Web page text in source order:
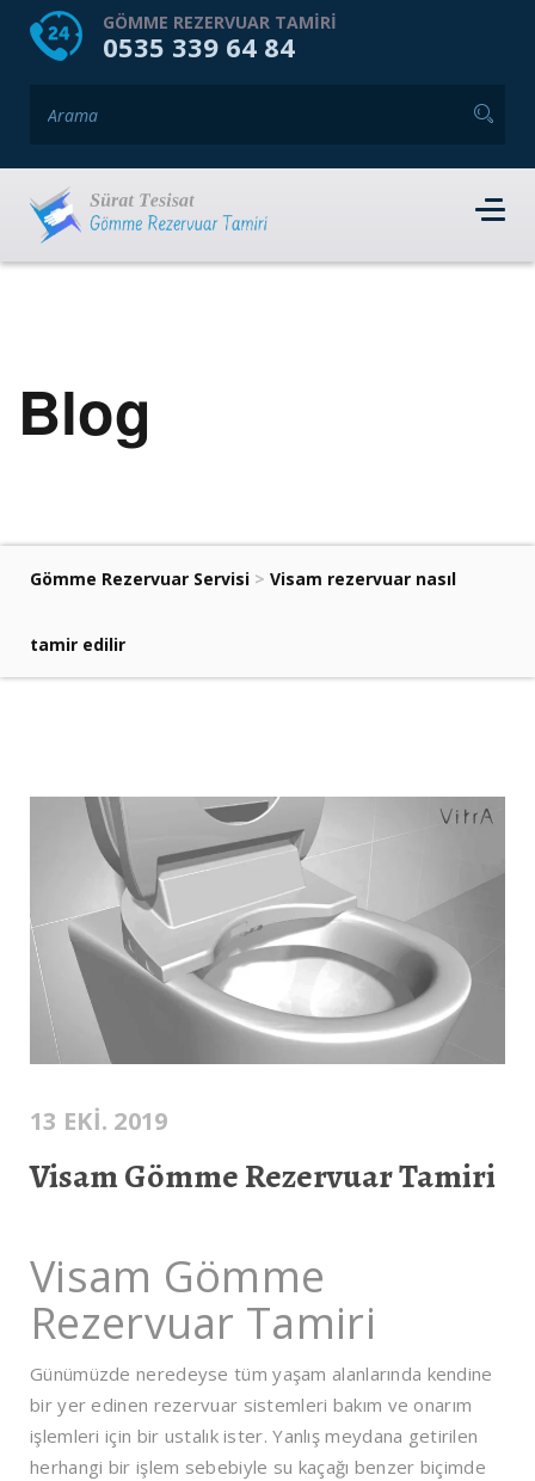
HOME HAKKIMIZDA
GÖMME REZERVUAR TAMIRI
0535 339 64 84
Blog
Gömme Rezervuar Servisi > Visam rezervuar nasıl
tamir edilir
13 EKI. 2019
Visam Gömme Rezervuar Tamiri
Visam Gömme
Rezervuar Tamiri
Günümüzde neredeyse tüm yaşam alanlarında kendine
bir yer edinen rezervuar sistemleri bakım ve onarım
işlemleri için bir ustalık ister. Yanlış meydana getirilen
herhangi bir işlem sebebiyle su kaçağı benzer biçimde